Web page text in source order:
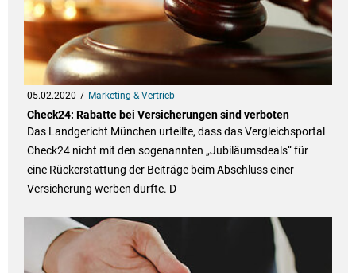
05.02.2020 Marketing & Vertrieb
Check24: Rabatte bei Versicherungen sind verboten
Das Landgericht München urteilte, dass das Vergleichsportal
Check24 nicht mit den sogenannten „Jubiläumsdeals“ für
eine Rückerstattung der Beiträge beim Abschluss einer
Versicherung werben durfte. D